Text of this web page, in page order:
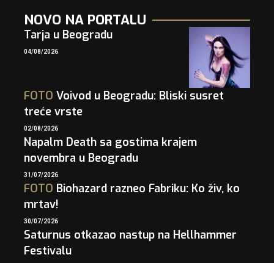
NOVO NA PORTALU
Tarja u Beogradu
04/08/2026
FOTO Voivod u Beogradu: Bliski susret
treće vrste
02/08/2026
Napalm Death sa gostima krajem
novembra u Beogradu
31/07/2026
FOTO Biohazard razneo Fabriku: Ko živ, ko
mrtav!
30/07/2026
Saturnus otkazao nastup na Hellhammer
Festivalu